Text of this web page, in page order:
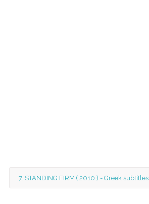
7. STANDING FIRM ( 2010 ) - Greek subtitles